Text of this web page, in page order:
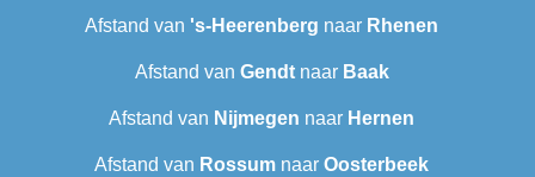
Afstand van 's-Heerenberg naar Rhenen
Afstand van Gendtnaar Baak
Afstand van Nijmegen naar Hernen
Afstand van Rossum naar Oosterbeek